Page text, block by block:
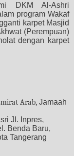
DKM
Al-Ashri
program Wakaf
karpet Masjid
(Perempuan)
dengan karpet
Arab, Jamaah
Jl. Inpres,
Benda Baru,
Tangerang